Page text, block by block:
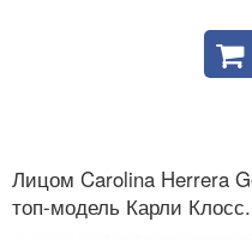
Лицом Carolina Herrera
топ-модель Карли Клосс.